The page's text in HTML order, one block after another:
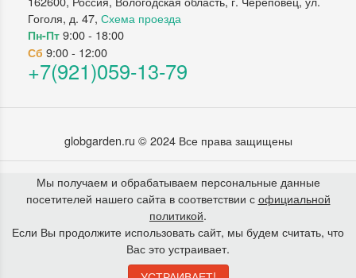
Гоголя, д. 47, Схема проезда
Пн-Пт 9:00 - 18:00
Сб 9:00 - 12:00
+7(921)059-13-79
Мы получаем и обрабатываем персональные данные
посетителей нашего сайта в соответствии софициальной
политикой.
Если Вы продолжите использовать сайт, мы будем считать, что
Вас это устраивает.
globgarden.ru © 2024 Все права защищены